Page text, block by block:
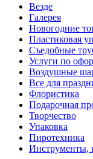
Везде
Галерея
Новогодние
Пластиковая
Съедобные
Услуги по
Воздушные
Все для
Флористика
Подарочная
Творчество
Упаковка
Пиротехника
Инструменты,